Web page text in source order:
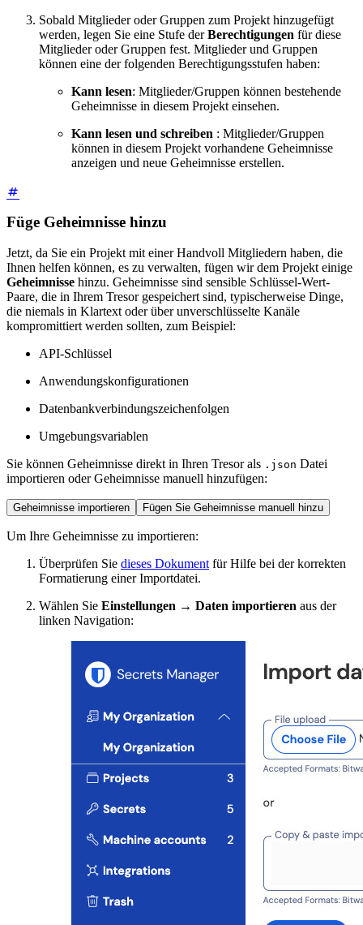
Sobald Mitglieder oder Gruppen zum Projekt hinzugefügt
werden, legen Sie eine Stufe derBerechtigungen für diese
Mitglieder oder Gruppen fest. Mitglieder und Gruppen
können eine der folgenden Berechtigungsstufen haben:
Kann lesen: Mitglieder/Gruppen können bestehende
Geheimnisse in diesem Projekt einsehen.
Kann lesen und schreiben : Mitglieder/Gruppen
können in diesem Projekt vorhandene Geheimnisse
anzeigen und neue Geheimnisse erstellen.
Füge Geheimnisse hinzu
Jetzt, da Sie ein Projekt mit einer Handvoll Mitgliedern haben, die
Ihnen helfen können, es zu verwalten, fügen wir dem Projekt einige
Geheimnisse hinzu. Geheimnisse sind sensible Schlüssel-Wert-
Paare, die in Ihrem Tresor gespeichert sind, typischerweise Dinge,
die niemals in Klartext oder über unverschlüsselte Kanäle
kompromittiert werden sollten, zum Beispiel:
API-Schlüssel
Anwendungskonfigurationen
Datenbankverbindungszeichenfolgen
Umgebungsvariablen
Sie können Geheimnisse direkt in Ihren Tresor als .json Datei
importieren oder Geheimnisse manuell hinzufügen:
Geheimnisse importieren Fügen Sie Geheimnisse manuell hinzu
Um Ihre Geheimnisse zu importieren:
Überprüfen Sie dieses Dokument für Hilfe bei der korrekten
Formatierung einer Importdatei.
Wählen Sie Einstellungen → Daten importieren aus der
linken Navigation: